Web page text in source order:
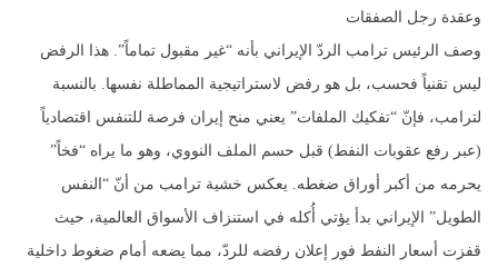
وعقدة رجل الصفقات
وصف الرئيس ترامب الردّ الإيراني بأنه “غير مقبول تماماً”. هذا الرفض
ليس تقنياً فحسب، بل هو رفض لاستراتيجية المماطلة نفسها. بالنسبة
لترامب، فإنّ “تفكيك الملفات” يعني منح إيران فرصة للتنفس اقتصادياً
(عبر رفع عقوبات النفط) قبل حسم الملف النووي، وهو ما يراه “فخاً”
يحرمه من أكبر أوراق ضغطه. يعكس خشية ترامب من أنّ “النفس
الطويل” الإيراني بدأ يؤتي أُكله في استنزاف الأسواق العالمية، حيث
قفزت أسعار النفط فور إعلان رفضه للردّ، مما يضعه أمام ضغوط داخلية